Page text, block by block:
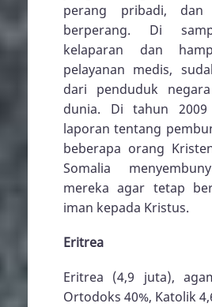
perang pribadi,
berperang. Di
kelaparan dan
pelayanan medis,
dari penduduk
dunia. Di tahun 2009
laporan tentang
beberapa orang
Somalia
mereka agar tetap
iman kepada Kristus.
Eritrea
Eritrea (4,9 juta),
Ortodoks 40%, Katolik